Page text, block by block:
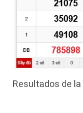
Resultados de